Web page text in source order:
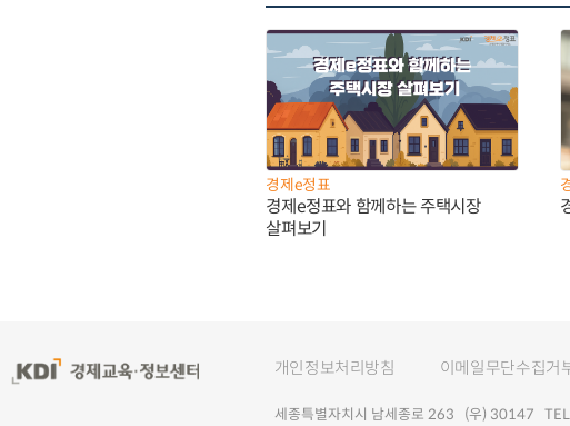
경제e정표
경제e정표와 함께하는 주택시장
살펴보기
개인정보처리방침 이메일무단수집거
세종특별자치시 남세종로 263 (우) 30147